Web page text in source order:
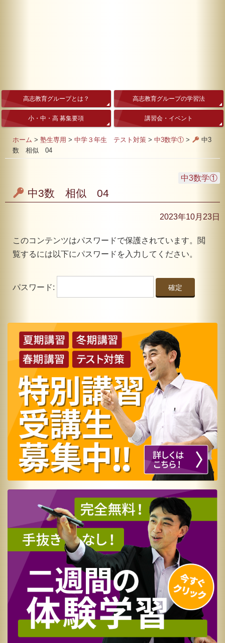
高志教育グループとは？ 高志教育グループの学習法
小・中・高 募集要項 講習会・イベント
ホーム > 塾生専用 > 中学３年生 テスト対策 > 中3数学① >
中3
数 相似 04
中3数学①
中3数 相似 04
2023年10月23日
このコンテンツはパスワードで保護されています。閲
覧するには以下にパスワードを入力してください。
パスワード: